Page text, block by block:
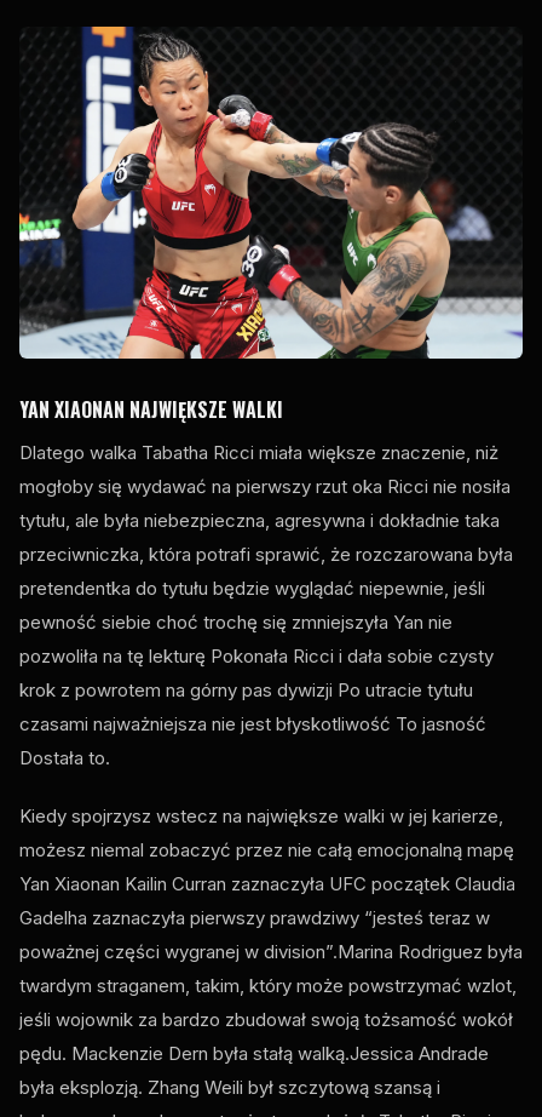
YAN XIAONAN NAJWIĘKSZE WALKI
Dlatego walka Tabatha Ricci miała większe znaczenie, niż
mogłoby się wydawać na pierwszy rzut oka Ricci nie nosiła
tytułu, ale była niebezpieczna, agresywna i dokładnie taka
przeciwniczka, która potrafi sprawić, że rozczarowana była
pretendentka do tytułu będzie wyglądać niepewnie, jeśli
pewność siebie choć trochę się zmniejszyła Yan nie
pozwoliła na tę lekturę Pokonała Ricci i dała sobie czysty
krok z powrotem na górny pas dywizji Po utracie tytułu
czasami najważniejsza nie jest błyskotliwość To jasność
Dostała to.
Kiedy spojrzysz wstecz na największe walki w jej karierze,
możesz niemal zobaczyć przez nie całą emocjonalną mapę
Yan Xiaonan Kailin Curran zaznaczyła UFC początek Claudia
Gadelha zaznaczyła pierwszy prawdziwy “jesteś teraz w
poważnej części wygranej w division”.Marina Rodriguez była
twardym straganem, takim, który może powstrzymać wzlot,
jeśli wojownik za bardzo zbudował swoją tożsamość wokół
pędu. Mackenzie Dern była stałą walką.Jessica Andrade
była eksplozją. Zhang Weili był szczytową szansą i